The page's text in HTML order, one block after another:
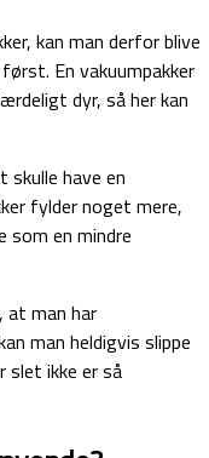
kan man derfor blive
En vakuumpakker
dyr, så her kan
have en
fylder noget mere,
som en mindre
at man har
man heldigvis slippe
slet ikke er så